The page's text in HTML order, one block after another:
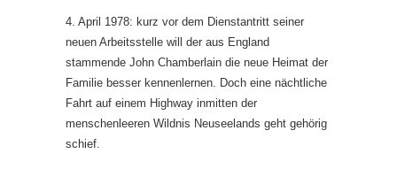
4. April 1978: kurz vor dem Dienstantritt seiner
neuen Arbeitsstelle will der aus England
stammende John Chamberlain die neue Heimat der
Familie besser kennenlernen. Doch eine nächtliche
Fahrt auf einem Highway inmitten der
menschenleeren Wildnis Neuseelands geht gehörig
schief.